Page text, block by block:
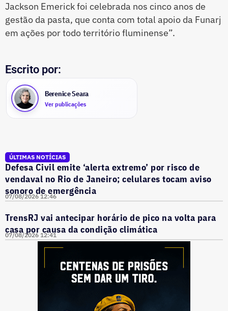
Jackson Emerick foi celebrada nos cinco anos de
gestão da pasta, que conta com total apoio da Funarj
em ações por todo território fluminense”.
Escrito por:
Berenice Seara
Ver publicações
ÚLTIMAS NOTÍCIAS
Defesa Civil emite ‘alerta extremo’ por risco de
vendaval no Rio de Janeiro; celulares tocam aviso
sonoro de emergência
07/08/2026 12:46
TrensRJ vai antecipar horário de pico na volta para
casa por causa da condição climática
07/08/2026 12:41